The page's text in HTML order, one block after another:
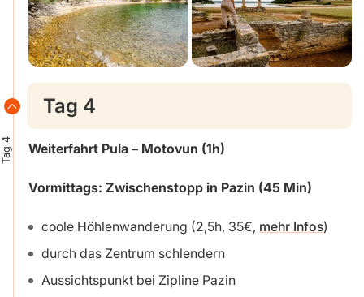
Tag 4
Tag 4
Weiterfahrt Pula – Motovun (1h)
Vormittags: Zwischenstopp in Pazin (45 Min)
coole Höhlenwanderung (2,5h, 35€, mehr Infos)
durch das Zentrum schlendern
Aussichtspunkt bei Zipline Pazin